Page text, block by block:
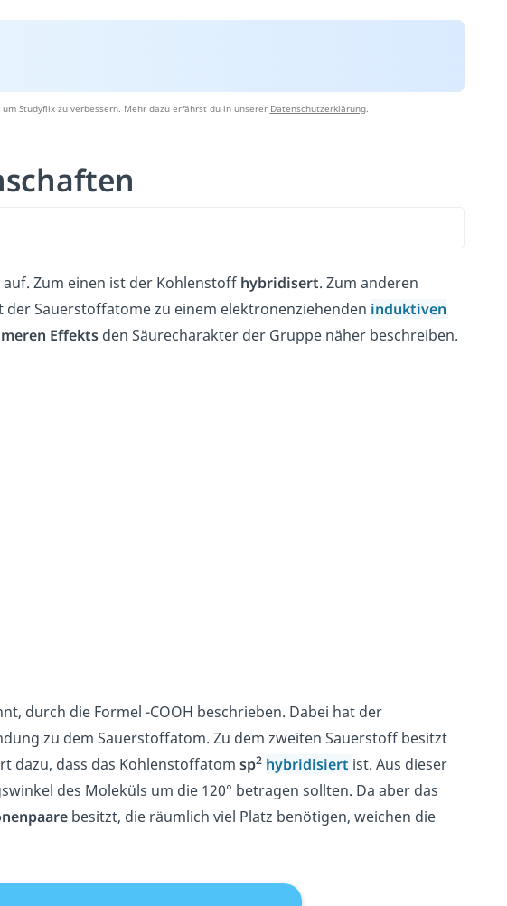
Studyflix zu verbessern. Mehr dazu erfährst du in unserer Datenschutzerklärung.
Zum einen ist der Kohlenstoff hybridisert. Zum anderen
Sauerstoffatome zu einem elektronenziehenden induktiven
Effekts den Säurecharakter der Gruppe näher beschreiben.
durch die Formel -COOH beschrieben. Dabei hat der
zu dem Sauerstoffatom. Zu dem zweiten Sauerstoff besitzt
dazu, dass das Kohlenstoffatom sp2 hybridisiert ist. Aus dieser
des Moleküls um die 120° betragen sollten. Da aber das
besitzt, die räumlich viel Platz benötigen, weichen die